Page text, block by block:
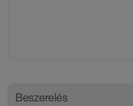
Általános
Beszerelés